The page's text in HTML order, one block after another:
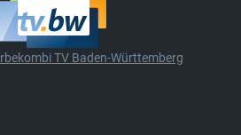
TV Baden-Württemberg